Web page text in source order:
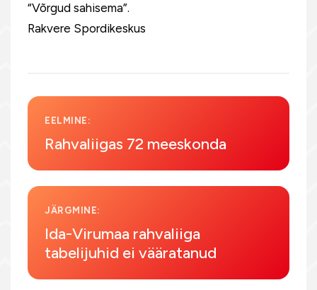
“Võrgud sahisema”.
Rakvere Spordikeskus
EELMINE:
Rahvaliigas 72 meeskonda
JÄRGMINE:
Ida-Virumaa rahvaliiga
tabelijuhid ei vääratanud